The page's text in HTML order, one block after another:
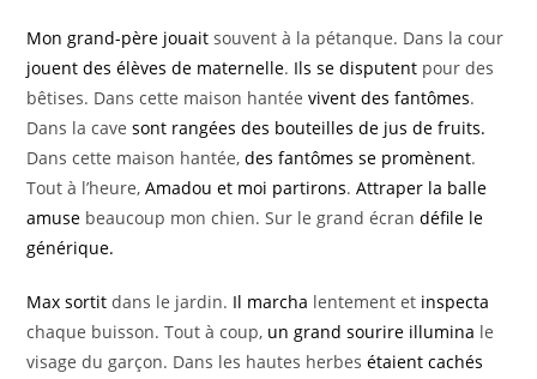
Mon grand-père jouait souvent à la pétanque. Dans la cour
jouent des élèves de maternelle. Ils se disputent pour des
bêtises. Dans cette maison hantéevivent des fantômes.
Dans la cavesont rangées des bouteilles de jus de fruits.
Dans cette maison hantée, des fantômes se promènent.
Tout à l’heure,Amadou et moi partirons.Attraper la balle
amuse beaucoup mon chien. Sur le grand écrandéfile le
générique.
Max sortit dans le jardin. Il marcha lentement et inspecta
chaque buisson. Tout à coup, un grand sourire illumina le
visage du garçon. Dans les hautes herbesétaient cachés